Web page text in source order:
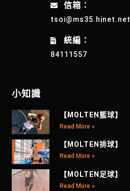
信箱：
tsoi@ms35.hinet.net
統編：
84111557
小知識
【MOLTEN籃球】
Read More »
【MOLTEN排球】
Read More »
【MOLTEN足球】
Read More »